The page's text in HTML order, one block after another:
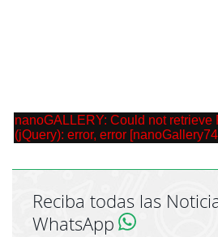
nanoGALLERY: Could not retrieve
(jQuery): error, error
Reciba todas las
WhatsApp